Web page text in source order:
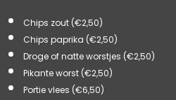
Chips zout (€2,50)
Chips paprika (€2,50)
Droge of natte worstjes (€2,50)
Pikante worst (€2,50)
Portie vlees (€6,50)